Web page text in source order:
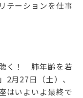
テーションを仕事
く！ 肺年齢を若
2月27日（土）、
はいよいよ最終で